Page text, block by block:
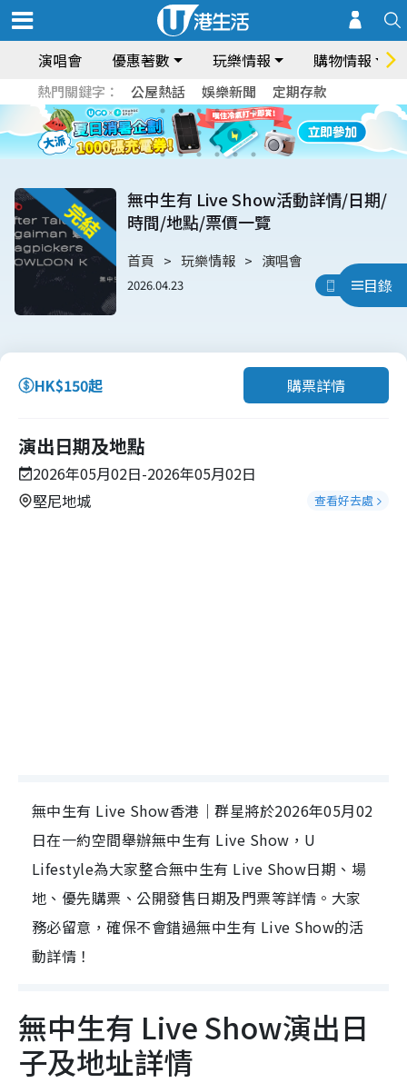
演唱會 優惠著數 玩樂情報 購物情報
熱門關鍵字： 公屋熱話 娛樂新聞 定期存款
目錄
無中生有 Live Show活動詳情/日期/
時間/地點/票價一覽
首頁 玩樂情報 演唱會
2026.04.23 用App睇
HK$150起 購票詳情
演出日期及地點
2026年05月02日-2026年05月02日
堅尼地城
查看好去處
無中生有 Live Show香港｜群星將於2026年05月02
日在一約空間舉辦無中生有 Live Show，U
Lifestyle為大家整合無中生有 Live Show日期、場
地、優先購票、公開發售日期及門票等詳情。大家
務必留意，確保不會錯過無中生有 Live Show的活
動詳情！
無中生有 Live Show演出日
子及地址詳情